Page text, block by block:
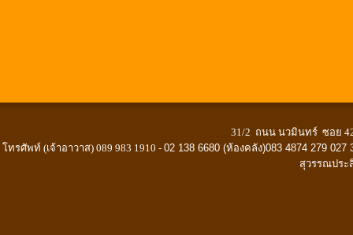
31/2 ถนน นวมินทร์ ซอย
โทรศัพท์ (เจ้าอาวาส) 089 983 1910 - 02 138 6680 (ห้องคลัง)083 4874 279
สุวรรณประ